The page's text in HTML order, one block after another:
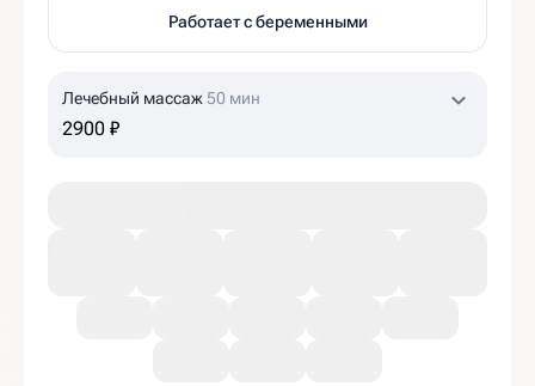
Работает с беременными
Лечебный массаж 50 мин
2900 ₽